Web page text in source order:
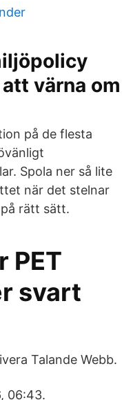
värna om
på de flesta
Spola ner så lite
när det stelnar
rätt sätt.
PET
svart
Talande Webb.
06:43.